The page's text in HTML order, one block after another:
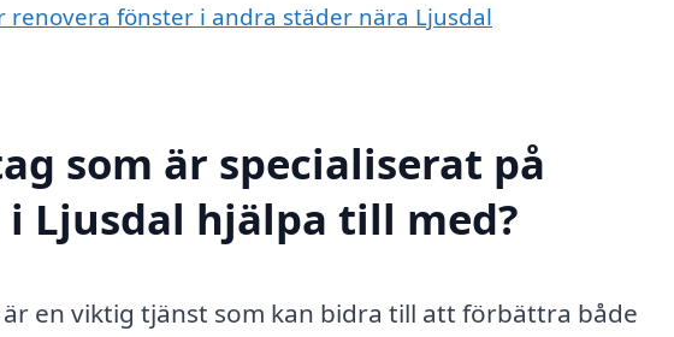
renovera fönster i andra städer nära Ljusdal
som är specialiserat på
Ljusdal hjälpa till med?
en viktig tjänst som kan bidra till att förbättra både